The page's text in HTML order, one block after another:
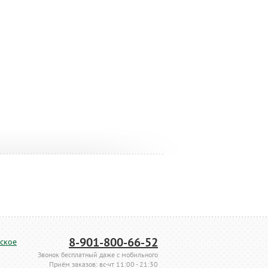
8-901-800-66-52
Звонок бесплатный даже с мобильного
Приём заказов: вс-чт 11:00 - 21:30